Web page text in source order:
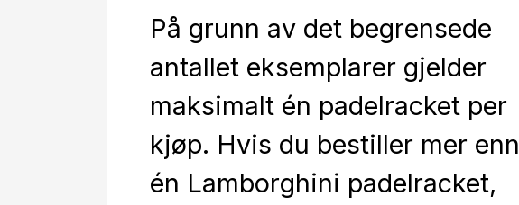
På grunn av det begrensede
antallet eksemplarer gjelder
maksimalt én padelracket per
kjøp. Hvis du bestiller mer enn
én Lamborghini padelracket,